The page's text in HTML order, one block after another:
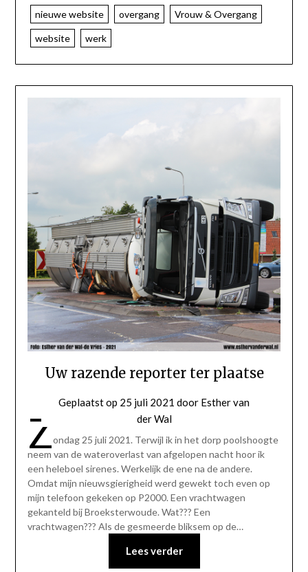
nieuwe website
overgang Vrouw & Overgang
website werk
Uw razende reporter ter plaatse
Geplaatst op 25 juli 2021 door Esther van
der Wal
Zondag 25 juli 2021. Terwijl ik in het dorp poolshoogte
neem van de wateroverlast van afgelopen nacht hoor ik
een heleboel sirenes. Werkelijk de ene na de andere.
Omdat mijn nieuwsgierigheid werd gewekt toch even op
mijn telefoon gekeken op P2000. Een vrachtwagen
gekanteld bij Broeksterwoude. Wat??? Een
vrachtwagen??? Als de gesmeerde bliksem op de…
Lees verder